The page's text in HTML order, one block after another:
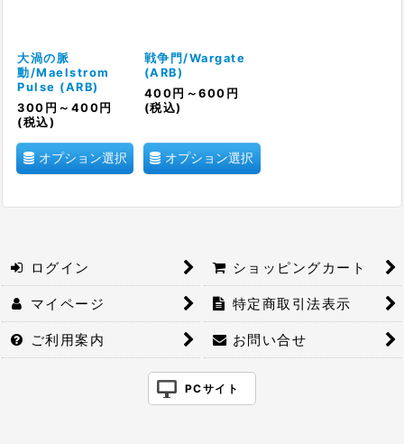
絞り込む
大渦の脈
動/Maelstrom
Pulse (ARB)
300 円 ～400 円
(税込)
オプション選択
戦争門/Wargate
(ARB)
400 円 ～600 円
(税込)
オプション選択
ログイン ショッピングカート
マイページ 特定商取引法表示
ご利用案内 お問い合せ
PCサイト